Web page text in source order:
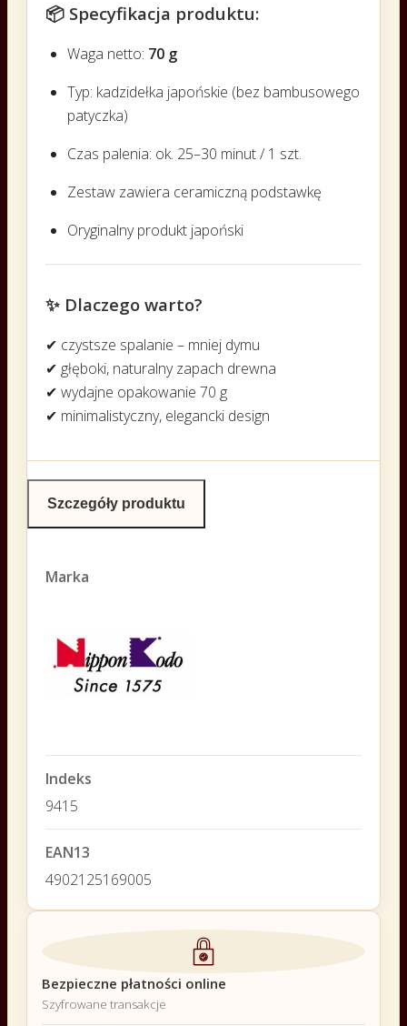
📦 Specyfikacja produktu:
Waga netto: 70 g
Typ: kadzidełka japońskie (bez bambusowego
patyczka)
Czas palenia: ok. 25–30 minut / 1 szt.
Zestaw zawiera ceramiczną podstawkę
Oryginalny produkt japoński
✨ Dlaczego warto?
✔ czystsze spalanie – mniej dymu
✔ głęboki, naturalny zapach drewna
✔ wydajne opakowanie 70 g
✔ minimalistyczny, elegancki design
Szczegóły produktu
Marka
Indeks
9415
EAN13
4902125169005
Bezpieczne płatności online
Szyfrowane transakcje